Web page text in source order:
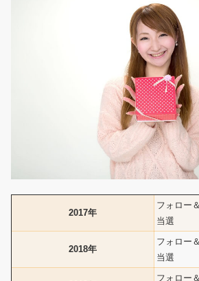
2017年
フォロー
当選
2018年
フォロー
当選
フォロー